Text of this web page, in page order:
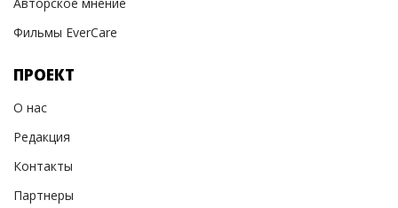
Фильмы EverCare
ПРОЕКТ
О нас
Редакция
Контакты
Партнеры